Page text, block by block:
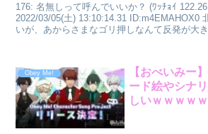
176: 名無しって呼んでいいか？ (ﾜｯﾁｮｲ
2022/03/05(土) 13:10:14.31 ID:m4EMAHOX0
いが、あからさまなゴリ押しなんて反発が大き
Obey Me!
【おべいみー
ード絵やシナ
しいｗｗｗｗ